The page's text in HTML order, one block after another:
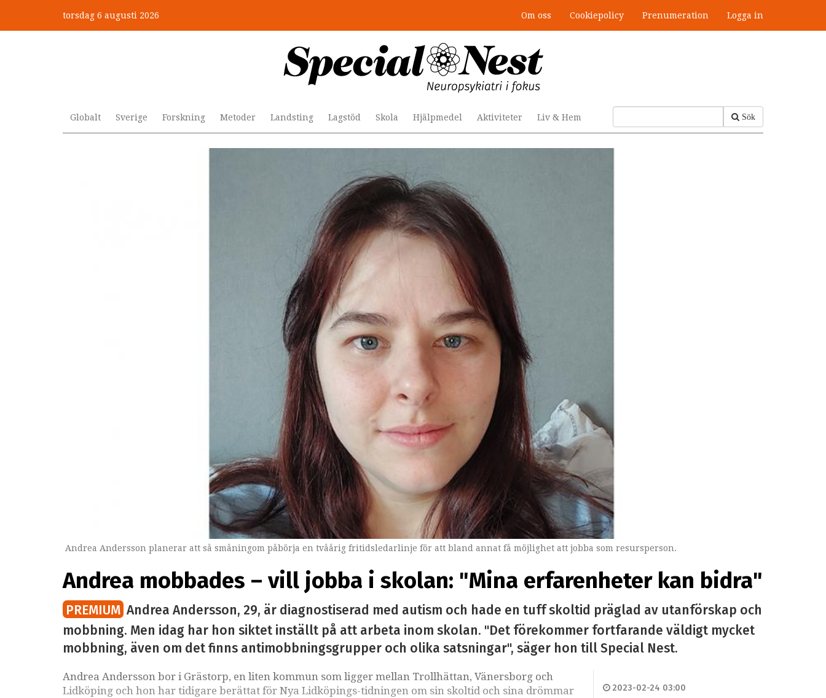
huvudinnehåll
torsdag 6 augusti 2026 Om oss Cookiepolicy Prenumeration Logga in
Sök
Globalt Sverige Forskning Metoder Landsting Lagstöd Skola Hjälpmedel Aktiviteter Liv & Hem
Andrea Andersson planerar att så småningom påbörja en tvåårig fritidsledarlinje för att bland annat få möjlighet att jobba som resursperson.
Andrea mobbades – vill jobba i skolan: "Mina erfarenheter kan bidra"
PREMIUM Andrea Andersson, 29, är diagnostiserad med autism och hade en tuff skoltid präglad av utanförskap och
mobbning. Men idag har hon siktet inställt på att arbeta inom skolan. "Det förekommer fortfarande väldigt mycket
mobbning, även om det finns antimobbningsgrupper och olika satsningar", säger hon till Special Nest.
Andrea Andersson bor i Grästorp, en liten kommun som ligger mellan Trollhättan, Vänersborg och
Lidköping och hon har tidigare berättat för Nya Lidköpings-tidningen om sin skoltid och sina drömmar
2023-02-24 03:00
Mobbning vid autism och adhd: 4 lästips